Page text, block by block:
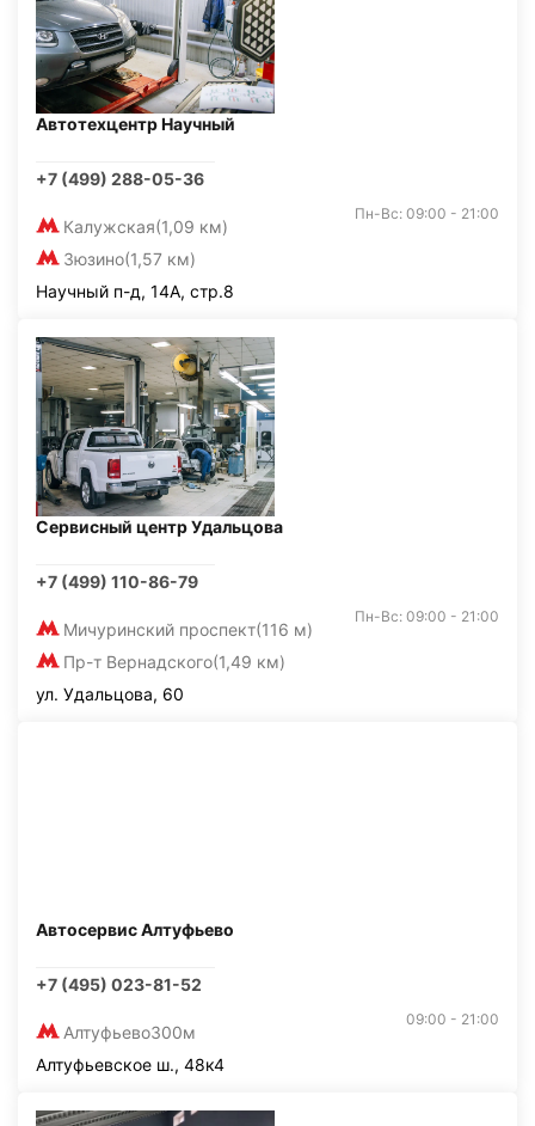
Автотехцентр Научный
+7 (499) 288-05-36
Калужская(1,09 км)
Зюзино(1,57 км)
Пн-Вс: 09:00 - 21:00
Научный п-д, 14А, стр.8
Сервисный центр Удальцова
+7 (499) 110-86-79
Мичуринский проспект(116 м)
Пр-т Вернадского(1,49 км)
Пн-Вс: 09:00 - 21:00
ул. Удальцова, 60
Автосервис Алтуфьево
+7 (495) 023-81-52
Алтуфьево300м
09:00 - 21:00
Алтуфьевское ш., 48к4